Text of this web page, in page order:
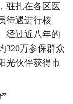
驻扎在各区医
待遇进行核
经过近八年的
320万参保群众
光伙伴获得市